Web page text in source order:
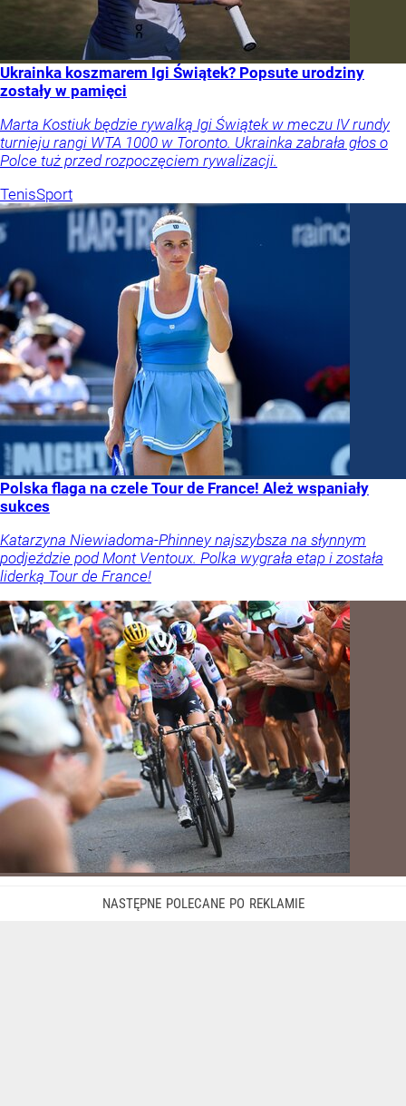
Ukrainka koszmarem Igi Świątek? Popsute urodziny
zostały w pamięci
Marta Kostiuk będzie rywalką Igi Świątek w meczu IV rundy
turnieju rangi WTA 1000 w Toronto. Ukrainka zabrała głos o
Polce tuż przed rozpoczęciem rywalizacji.
TenisSport
Polska flaga na czele Tour de France! Ależ wspaniały
sukces
Katarzyna Niewiadoma-Phinney najszybsza na słynnym
podjeździe pod Mont Ventoux. Polka wygrała etap i została
liderką Tour de France!